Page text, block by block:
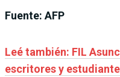
Fuente: AFP
Leé también: FIL
escritores y